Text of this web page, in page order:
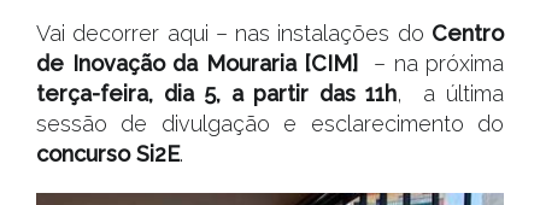
Vai decorrer aqui – nas instalações do Centro
de Inovação da Mouraria [CIM]
– na próxima
terça-feira, dia 5, a partir das 11h, a última
sessão de divulgação e esclarecimento do
concurso Si2E.